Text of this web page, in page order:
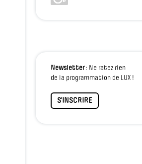
Newsletter: Ne ratez rien
de la programmation de LUX !
S'INSCRIRE